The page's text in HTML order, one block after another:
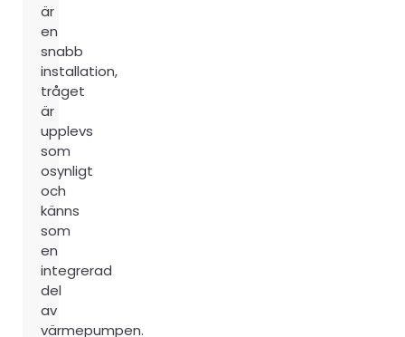
är
en
snabb
installation,
tråget
är
upplevs
som
osynligt
och
känns
som
en
integrerad
del
av
värmepumpen.